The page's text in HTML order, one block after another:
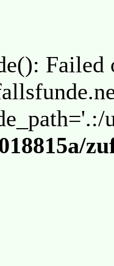
Failed